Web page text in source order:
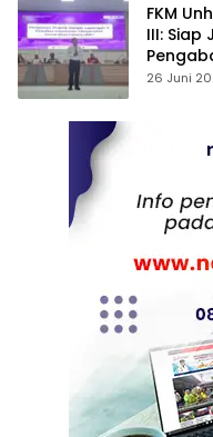
FKM
III: Siap
26 Juni